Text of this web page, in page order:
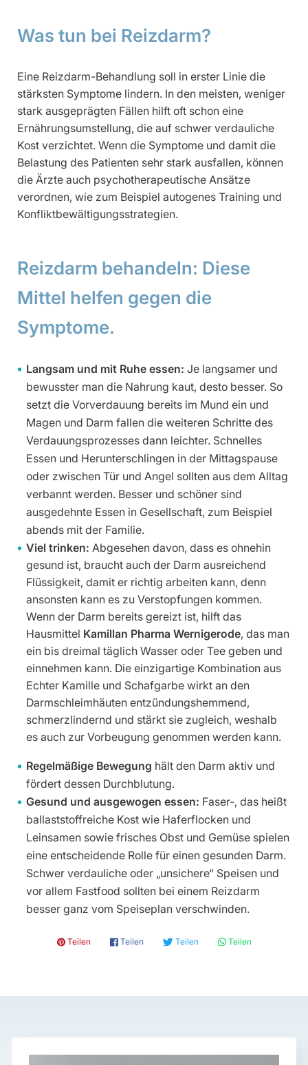
Was tun bei Reizdarm?
Eine Reizdarm-Behandlung soll in erster Linie die
stärksten Symptome lindern. In den meisten, weniger
stark ausgeprägten Fällen hilft oft schon eine
Ernährungsumstellung, die auf schwer verdauliche
Kost verzichtet. Wenn die Symptome und damit die
Belastung des Patienten sehr stark ausfallen, können
die Ärzte auch psychotherapeutische Ansätze
verordnen, wie zum Beispiel autogenes Training und
Konfliktbewältigungsstrategien.
Reizdarm behandeln: Diese
Mittel helfen gegen die
Symptome.
Langsam und mit Ruhe essen: Je langsamer und
bewusster man die Nahrung kaut, desto besser. So
setzt die Vorverdauung bereits im Mund ein und
Magen und Darm fallen die weiteren Schritte des
Verdauungsprozesses dann leichter. Schnelles
Essen und Herunterschlingen in der Mittagspause
oder zwischen Tür und Angel sollten aus dem Alltag
verbannt werden. Besser und schöner sind
ausgedehnte Essen in Gesellschaft, zum Beispiel
abends mit der Familie.
Viel trinken: Abgesehen davon, dass es ohnehin
gesund ist, braucht auch der Darm ausreichend
Flüssigkeit, damit er richtig arbeiten kann, denn
ansonsten kann es zu Verstopfungen kommen.
Wenn der Darm bereits gereizt ist, hilft das
Hausmittel Kamillan Pharma Wernigerode, das man
ein bis dreimal täglich Wasser oder Tee geben und
einnehmen kann. Die einzigartige Kombination aus
Echter Kamille und Schafgarbe wirkt an den
Darmschleimhäuten entzündungshemmend,
schmerzlindernd und stärkt sie zugleich, weshalb
es auch zur Vorbeugung genommen werden kann.
Regelmäßige Bewegung hält den Darm aktiv und
fördert dessen Durchblutung.
Gesund und ausgewogen essen: Faser-, das heißt
ballaststoffreiche Kost wie Haferflocken und
Leinsamen sowie frisches Obst und Gemüse spielen
eine entscheidende Rolle für einen gesunden Darm.
Schwer verdauliche oder „unsichere“ Speisen und
vor allem Fastfood sollten bei einem Reizdarm
besser ganz vom Speiseplan verschwinden.
𝓟 Teilen 𝗳 Teilen 🐦 Teilen 💬 Teilen